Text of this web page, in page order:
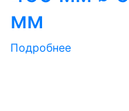
мм
Подробнее